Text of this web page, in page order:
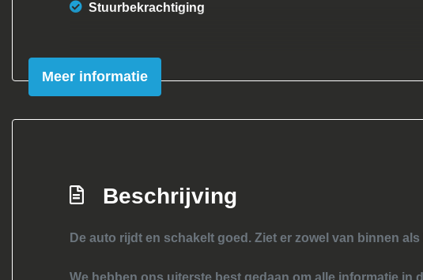
Stuurbekrachtiging
Meer informatie
Beschrijving
De auto rijdt en schakelt goed. Ziet er zowel van binnen
We hebben ons uiterste best gedaan om alle informatie in